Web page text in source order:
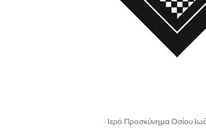
- Ιερό Προσκύνημα Οσίου